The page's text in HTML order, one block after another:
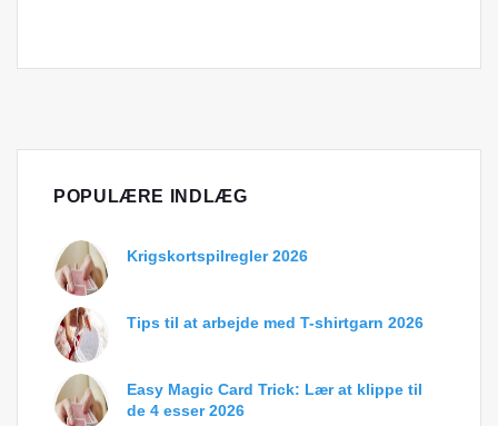
POPULÆRE INDLÆG
Krigskortspilregler 2026
Tips til at arbejde med T-shirtgarn 2026
Easy Magic Card Trick: Lær at klippe til
de 4 esser 2026